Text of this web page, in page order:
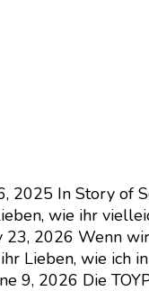
2025 In Story of
wie ihr
23, 2026 Wenn
Lieben, wie ich
9, 2026 Die